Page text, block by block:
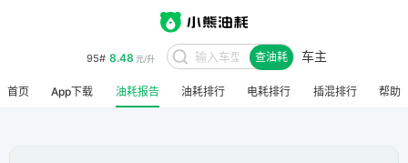
95# 8.48 元/升 查油耗 车主
首页 App下载 油耗报告 油耗排行 电耗排行 插混排行 帮助